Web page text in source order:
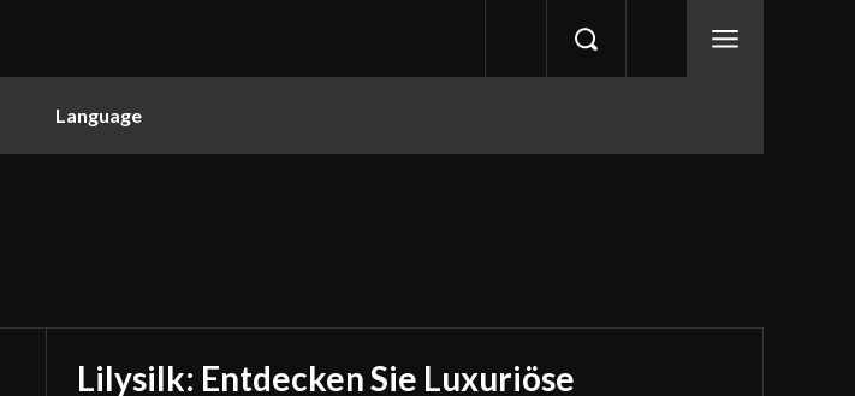
Language
Lilysilk: Entdecken Sie Luxuriöse